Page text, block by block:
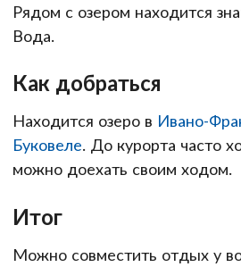
Рядом с озером находится
Вода.
Как добраться
Находится озеро в Ивано-
Буковеле. До курорта часто
можно доехать своим ходом.
Итог
Можно совместить отдых у